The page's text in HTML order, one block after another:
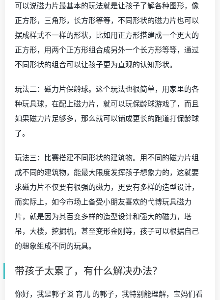
可以说磁力片最基本的玩法就是让孩子了解各种图形，像
正方形，三角形，长方形等等，不同形状的磁力片也可以
摆成样式不一样的形状，比如用正方形搭建成一个更大的
正方形，用两个正方形组合成另外一个长方形等等，通过
不同形状的组合可以让孩子更为直观的认知形状。
玩法二：磁力片保龄球。这个玩法也很简单，用家里的各
种玩具球，在配上磁力片，就可以玩保龄球游戏了，而且
如果磁力片足够多，那么就可以铺成更长的跑道打保龄球
了。
玩法三：比赛搭建不同形状的建筑物。用不同的磁力片组
成不同的建筑物，能最大限度发挥孩子想象力的，这就要
求磁力片不仅要有很强的磁力，更要有多样的造型设计，
而实际上，如今市场上备受小朋友喜欢的弋博玩具磁力
片，就是因为其百变多样的造型设计和强大的磁力，塔
吊，大楼，挖掘机，甚至变形金刚等，孩子可以根据自己
的想象组成不同的玩具。
带孩子太累了，有什么解决办法？
你好，我是郭子谈 育儿 的郭子，我特别能理解，宝妈们看